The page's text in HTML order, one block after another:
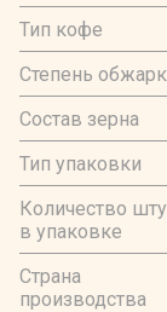
Тип кофе
Степень
Состав зерна
Тип упаковки
Количество
в упаковке
Страна
производства